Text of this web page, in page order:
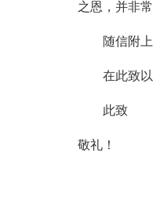
之恩，并非
随信附上我
在此致以
此致
敬礼！